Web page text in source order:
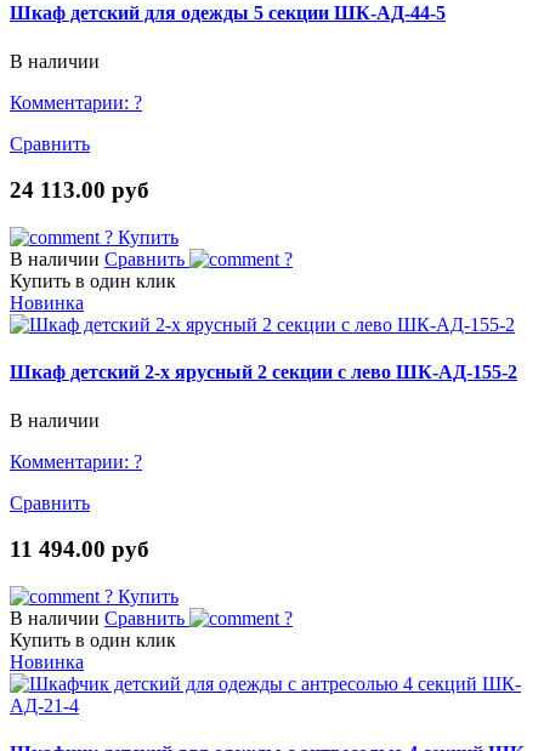
Шкаф детский для одежды 5 секции ШК-АД-44-5
В наличии
Комментарии: ?
Сравнить
24 113.00 руб
? Купить
В наличии Сравнить
?
Купить в один клик
Новинка
Шкаф детский 2-х ярусный 2 секции с лево ШК-АД-155-2
В наличии
Комментарии: ?
Сравнить
11 494.00 руб
? Купить
В наличии Сравнить
?
Купить в один клик
Новинка